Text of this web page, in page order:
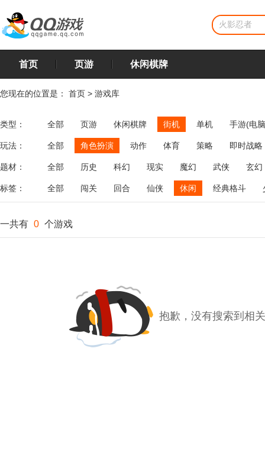
首页 页游 休闲棋牌
您现在的位置是： 首页 > 游戏库
类型： 全部 页游 休闲棋牌 街机 单机 手游(电
玩法： 全部 角色扮演 动作 体育 策略
即时战略
飞行
恋爱 第三人称射击 棋类 牌类 麻将
题材： 全部 历史 科幻 现实 魔幻 武侠 玄幻
标签： 全部 闯关 回合 仙侠 休闲 经典格斗
一共有 0 个游戏
抱歉，没有搜索到相